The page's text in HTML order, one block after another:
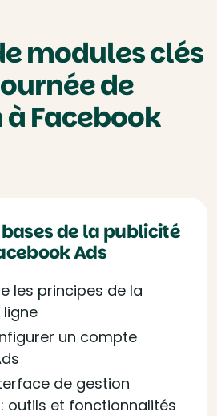
modules clés
de
Facebook
de la publicité
Ads
les principes de la
un compte
de gestion
outils et fonctionnalités